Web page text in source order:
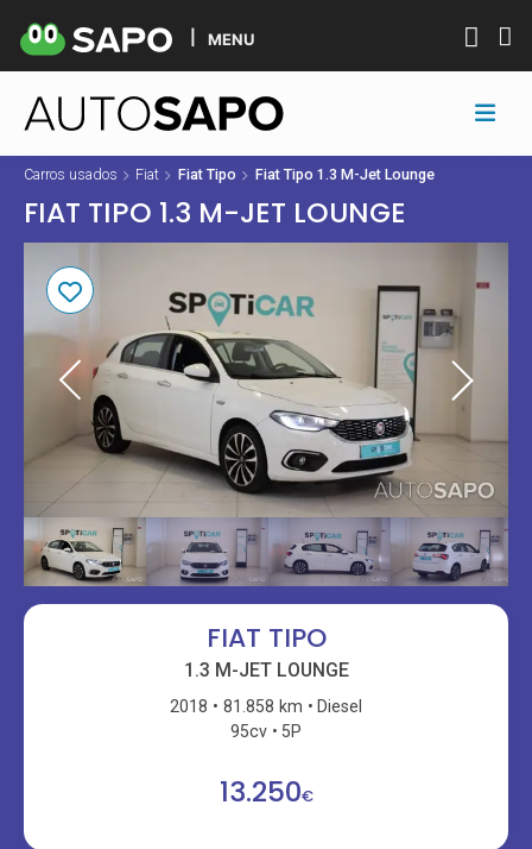
MENU
Carros usados Fiat Fiat Tipo Fiat Tipo 1.3 M-Jet Lounge
FIAT TIPO 1.3 M-JET LOUNGE
FIAT TIPO
1.3 M-JET LOUNGE
2018 81.858 km
Diesel
95cv
5P
13.250€